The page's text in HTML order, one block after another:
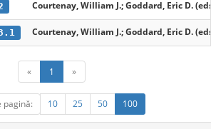
Courtenay, William J.; Goddard, Eric D.
Courtenay, William J.; Goddard, Eric D.
« 1 »
pagină: 10 25 50 100